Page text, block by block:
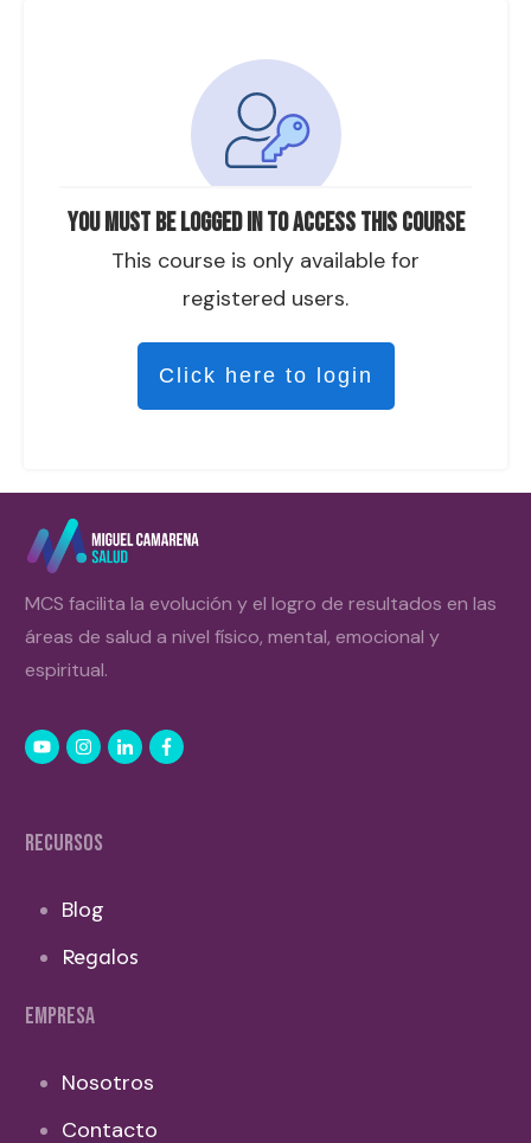
You must be logged in to access this course
This course is only available for
registered users.
Click here to login
MCS facilita la evolución y el logro de resultados en las
áreas de salud a nivel físico, mental, emocional y
espiritual.
RECURSOS
Blog
Regalos
EMPRESA
Nosotros
Contacto